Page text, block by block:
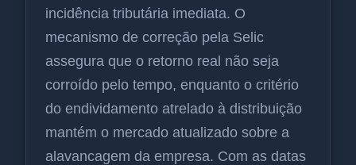
incidência tributária imediata. O
mecanismo de correção pela Selic
assegura que o retorno real não seja
corroído pelo tempo, enquanto o critério
do endividamento atrelado à distribuição
mantém o mercado atualizado sobre a
alavancagem da empresa. Com as datas